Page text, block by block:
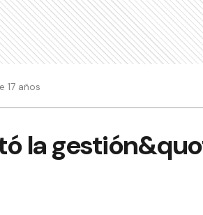
años
la